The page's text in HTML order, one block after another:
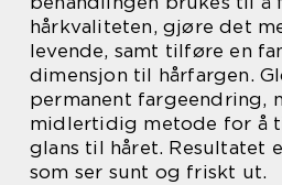
hårkvaliteten, gjøre det
levende, samt tilføre en
dimensjon til hårfargen.
permanent fargeendring,
midlertidig metode for å
glans til håret. Resultatet
som ser sunt og friskt ut.